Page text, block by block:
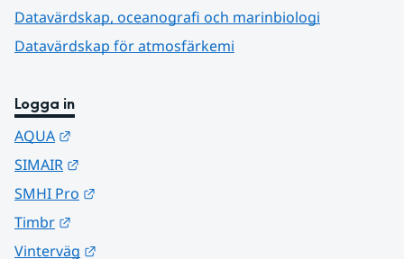
Datavärdskap, oceanografi och marinbiologi
Datavärdskap för atmosfärkemi
Logga in
AQUA
SIMAIR
SMHI Pro
Timbr
Vinterväg